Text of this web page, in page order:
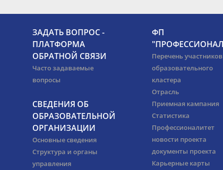
ЗАДАТЬ ВОПРОС -
ПЛАТФОРМА
ОБРАТНОЙ СВЯЗИ
Часто задаваемые
вопросы
СВЕДЕНИЯ ОБ
ОБРАЗОВАТЕЛЬНОЙ
ОРГАНИЗАЦИИ
Основные сведения
Структура и органы
управления
ФП
Перечень участников
образовательного
кластера
Отрасль
Приемная кампания
Статистика
Профессионалитет
новости проекта
документы проекта
Карьерные карты